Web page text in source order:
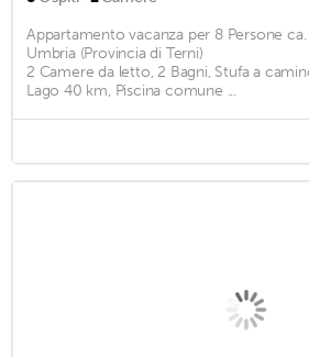
Appartamento vacanza per 8 Persone ca.
Umbria (Provincia di Terni)
2 Camere da letto, 2 Bagni, Stufa a
Lago 40 km, Piscina comune ...